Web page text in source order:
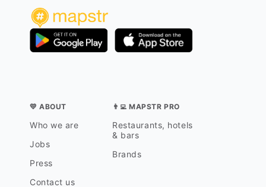
💛 ABOUT
Who we are
Jobs
Press
Contact us
👨‍💻 MAPSTR PRO
Restaurants, hotels
& bars
Brands